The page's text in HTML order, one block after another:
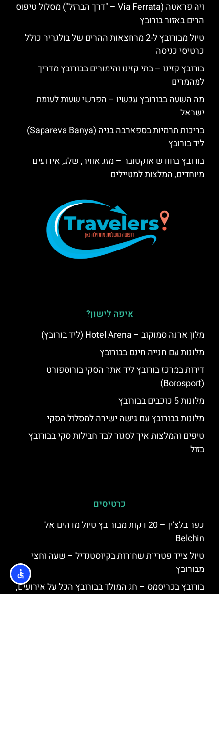
ויה פראטה (Via Ferrata – "דרך הברזל") מסלול טיפוס
הרים באזור בורובץ
טיול מבורובץ ל-2 מרחצאות ההרים של בולגריה כולל
כרטיסי כניסה
בורובץ קזינו – בתי קזינו והימורים בבורובץ מדריך
למהמרים
מה השעה בבורובץ עכשיו – הפרשי שעות לעומת
ישראל
בריכות תרמיות בספארבה בניה (Sapareva Banya)
ליד בורובץ
בורובץ בחודש אוקטובר – מזג אוויר, שלג, אירועים
מיוחדים, המלצות למטיילים
איפה לישון?
מלון ארנה סמוקוב – Hotel Arena (ליד בורובץ)
מלונות עם חנייה חינם בבורובץ
דירות במרכז בורובץ ליד אתר הסקי בורוספורט
(Borosport)
מלונות 5 כוכבים בבורובץ
מלונות בבורובץ עם גישה ישירה למסלול הסקי
טיפים והמלצות איך לסגור לבד חבילות סקי בבורובץ
בזול
כרטיסים
כפר בלצ'ין – 20 דקות מבורובץ טיול מדהים אל
Belchin
טיול צייד פטריות שחורות בקיוסטנדיל – שעה וחצי
מבורובץ
בורובץ בכריסמס – חג המולד בבורובץ הכל על אירועים,